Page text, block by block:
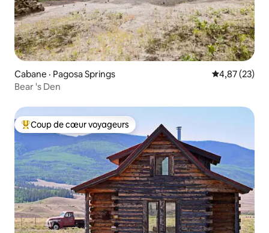
Cabane · Pagosa Springs Note
4,87 (23)
Bear 's Den
Coup de cœur voyageurs parmi les plus aimés
Coup de cœur voyageurs